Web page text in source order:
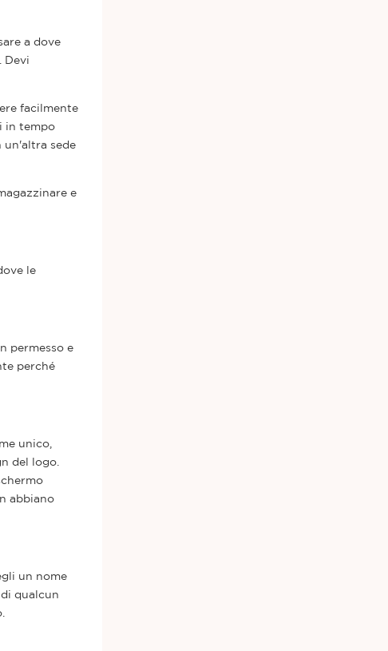
a dove
Devi
facilmente
in tempo
un'altra sede
e
le
permesso e
perché
unico,
del logo.
abbiano
un nome
qualcun